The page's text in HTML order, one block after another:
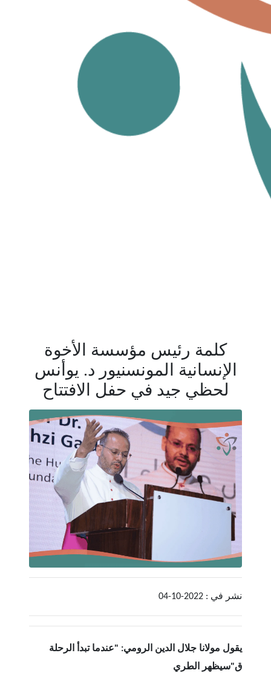
كلمة رئيس مؤسسة الأخوة
الإنسانية المونسنيور د. يوأنس
لحظي جيد في حفل الافتتاح
نشر في : 2022-10-04
يقول مولانا جلال الدين الرومي: "عندما تبدأ الرحلة
سيظهر الطريق"